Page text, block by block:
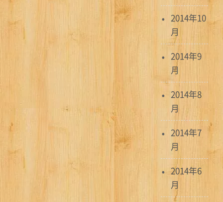
2014年10
月
2014年9
月
2014年8
月
2014年7
月
2014年6
月